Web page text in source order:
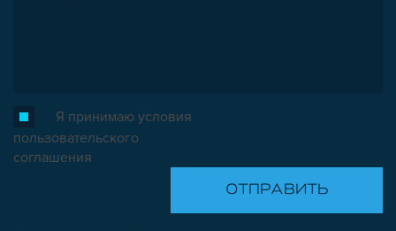
Я принимаю условия
пользовательского
соглашения